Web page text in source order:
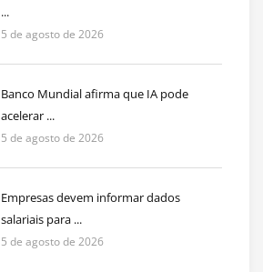
...
5 de agosto de 2026
Banco Mundial afirma que IA pode
acelerar ...
5 de agosto de 2026
Empresas devem informar dados
salariais para ...
5 de agosto de 2026